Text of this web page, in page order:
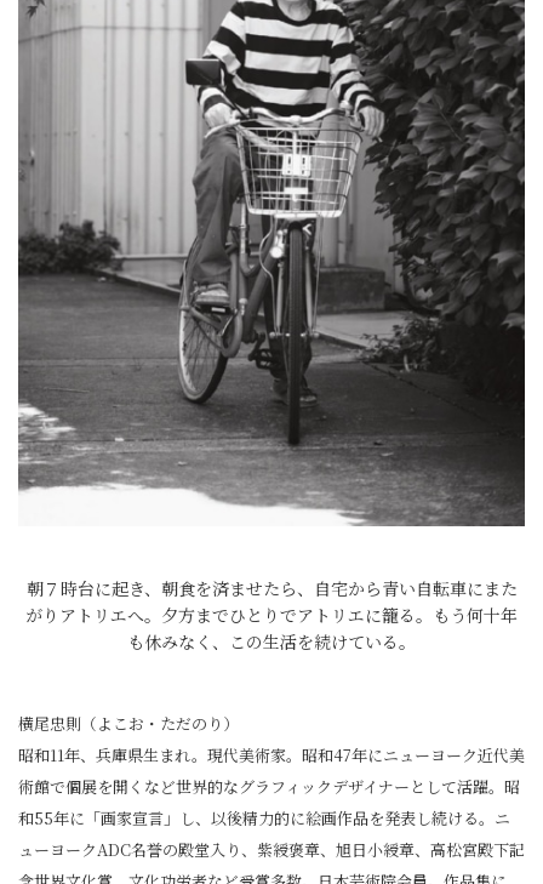
朝７時台に起き、朝食を済ませたら、自宅から青い自転車にまた
がりアトリエへ。夕方までひとりでアトリエに籠る。もう何十年
も休みなく、この生活を続けている。
横尾忠則（よこお・ただのり）
昭和11年、兵庫県生まれ。現代美術家。昭和47年にニューヨーク近代美
術館で個展を開くなど世界的なグラフィックデザイナーとして活躍。昭
和55年に「画家宣言」し、以後精力的に絵画作品を発表し続ける。ニ
ューヨークADC名誉の殿堂入り、紫綬褒章、旭日小綬章、高松宮殿下記